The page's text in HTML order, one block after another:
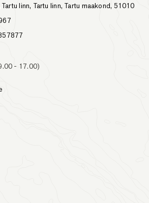
linn, Tartu linn, Tartu maakond, 51010
- 17.00)